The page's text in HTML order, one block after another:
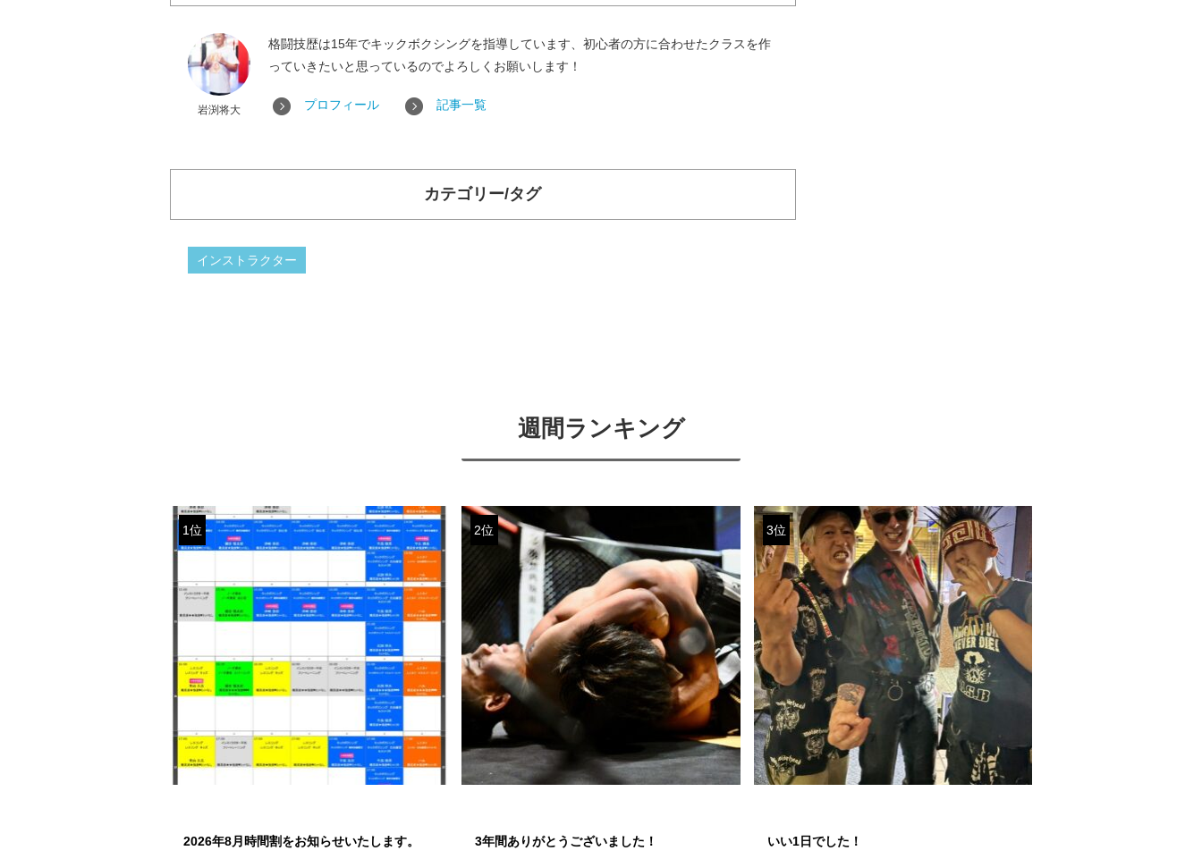
岩渕将大
格闘技歴は15年でキックボクシングを指導しています、初心者の方に合わせたクラスを作
っていきたいと思っているのでよろしくお願いします！
プロフィール 記事一覧
カテゴリー/タグ
インストラクター
週間ランキング
1位
2026年8月時間割をお知らせいたします。
2位
3年間ありがとうございました！
3位
いい1日でした！